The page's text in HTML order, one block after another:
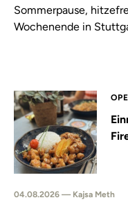
Sommerpause,
Wochenende in
04.08.2026 — Kajsa Meth